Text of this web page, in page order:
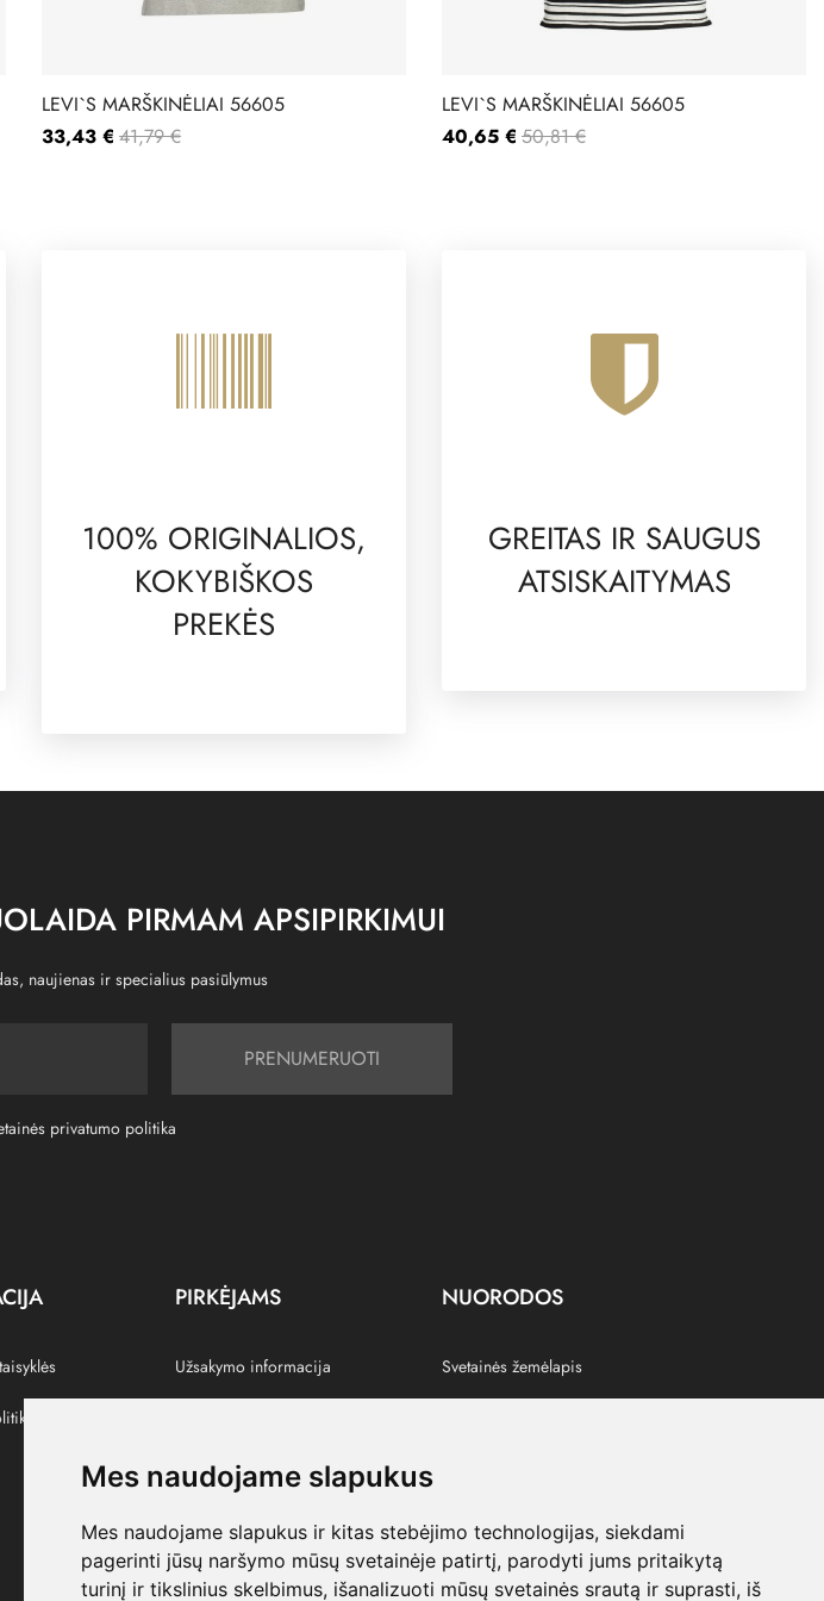
Mes naudojame slapukus
Mes naudojame slapukus ir kitas stebėjimo technologijas, siekdami
pagerinti jūsų naršymo mūsų svetainėje patirtį, parodyti jums pritaikytą
turinį ir tikslinius skelbimus, išanalizuoti mūsų svetainės srautą ir suprasti, iš
LEVI`S MARŠKINĖLIAI 56605
33,43 € 41,79 €
LEVI`S MARŠKINĖLIAI 56605
40,65 € 50,81 €
100% ORIGINALIOS,
KOKYBIŠKOS
PREKĖS
GREITAS IR SAUGUS
ATSISKAITYMAS
PIRMAM APSIPIRKIMUI
naujienas ir specialius pasiūlymus
PRENUMERUOTI
privatumo politika
PIRKĖJAMS
Užsakymo informacija
Paskyra
Pamėgtos prekės
NUORODOS
Svetainės žemėlapis